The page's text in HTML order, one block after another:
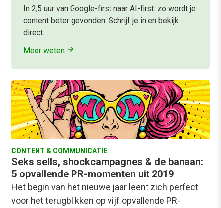
In 2,5 uur van Google-first naar AI-first: zo wordt je
content beter gevonden. Schrijf je in en bekijk
direct.
Meer weten
CONTENT & COMMUNICATIE
Seks sells, shockcampagnes & de banaan:
5 opvallende PR-momenten uit 2019
Het begin van het nieuwe jaar leent zich perfect
voor het terugblikken op vijf opvallende PR-